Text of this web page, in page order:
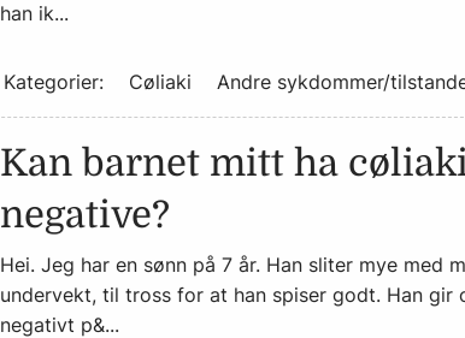
han ik...
Kategorier: Cøliaki Andre sykdommer/
Kan barnet mitt ha
negative?
Hei. Jeg har en sønn på 7 år. Han sliter mye
undervekt, til tross for at han spiser godt. Han
negativt p&...